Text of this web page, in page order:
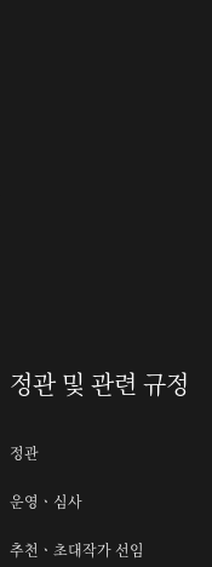
정관 및 관련 규정
정관
운영ㆍ심사
추천ㆍ초대작가 선임